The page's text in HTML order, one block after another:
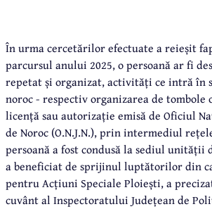
În urma cercetărilor efectuate a reieșit
parcursul anului 2025, o persoană ar fi
repetat și organizat, activități ce intră în
noroc - respectiv organizarea de tombole
licență sau autorizație emisă de Oficiul
de Noroc (O.N.J.N.), prin intermediul
persoană a fost condusă la sediul unității
a beneficiat de sprijinul luptătorilor din
pentru Acțiuni Speciale Ploiești, a
cuvânt al Inspectoratului Județean de